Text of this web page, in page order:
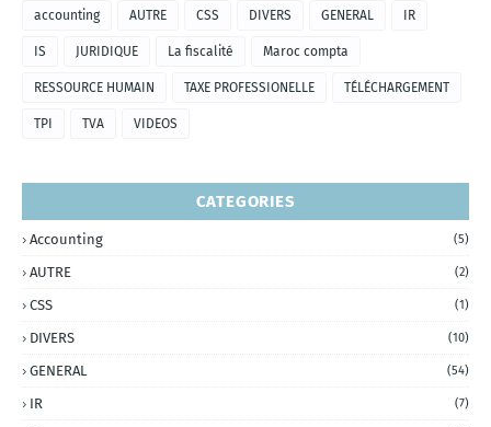
accounting AUTRE CSS DIVERS GENERAL IR
IS JURIDIQUE La fiscalité Maroc compta
RESSOURCE HUMAIN TAXE PROFESSIONELLE TÉLÉCHARGEMENT
TPI TVA VIDEOS
CATEGORIES
Accounting (5)
AUTRE (2)
CSS (1)
DIVERS (10)
GENERAL (54)
IR (7)